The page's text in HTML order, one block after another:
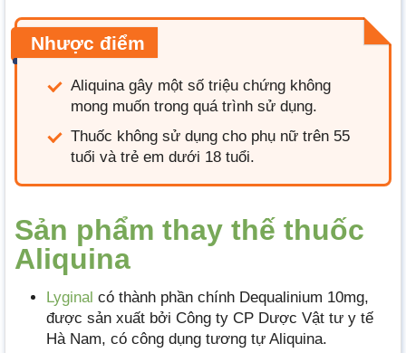
Nhược điểm
Aliquina gây một số triệu chứng không
mong muốn trong quá trình sử dụng.
Thuốc không sử dụng cho phụ nữ trên 55
tuổi và trẻ em dưới 18 tuổi.
Sản phẩm thay thế thuốc
Aliquina
Lyginal có thành phần chính Dequalinium 10mg,
được sản xuất bởi Công ty CP Dược Vật tư y tế
Hà Nam, có công dụng tương tự Aliquina.